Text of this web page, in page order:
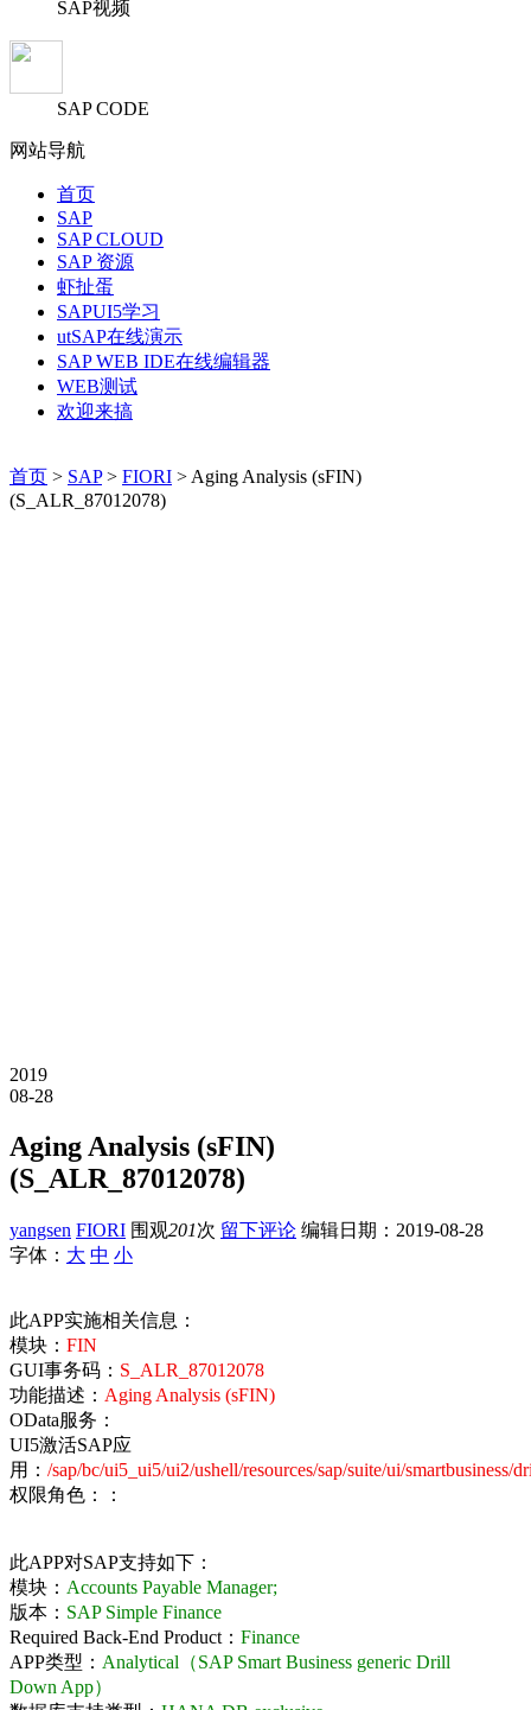
SAP视频
SAP CODE
网站导航
首页
SAP
SAP CLOUD
SAP 资源
虾扯蛋
SAPUI5学习
utSAP在线演示
SAP WEB IDE在线编辑器
WEB测试
欢迎来搞
首页 > SAP> FIORI > Aging Analysis (sFIN)
(S_ALR_87012078)
2019
08-28
Aging Analysis (sFIN)
(S_ALR_87012078)
yangsen FIORI 围观201次 留下评论 编辑日期： 2019-08-28
字体： 大 中 小
此APP实施相关信息：
模块： FIN
GUI事务码： S_ALR_87012078
功能描述： Aging Analysis (sFIN)
OData服务：
UI5激活SAP应
用： /sap/bc/ui5_ui5/ui2/ushell/resources/sap/suite/ui/smartbusiness/
权限角色：：
此APP对SAP支持如下：
模块： Accounts Payable Manager;
版本： SAP Simple Finance
Required Back-End Product： Finance
APP类型： Analytical（SAP Smart Business generic Drill
Down App）